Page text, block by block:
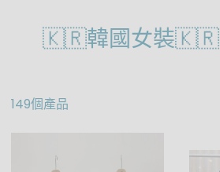
🇰🇷韓國女裝🇰🇷
149個產品